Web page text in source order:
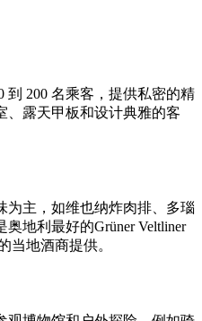
到 200 名乘客，提供私密的精
、露天甲板和设计典雅的客
为主，如维也纳炸肉排、多瑙
地利最好的Grüner Veltliner
当地酒商提供。